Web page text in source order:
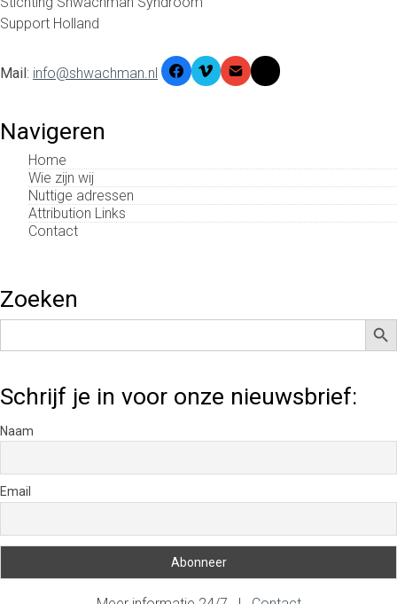
Support Holland
Mail: info@shwachman.nl
Navigeren
Home
Wie zijn wij
Nuttige adressen
Attribution Links
Contact
Zoeken
Zoek
Schrijf je in voor onze nieuwsbrief:
Naam
Email